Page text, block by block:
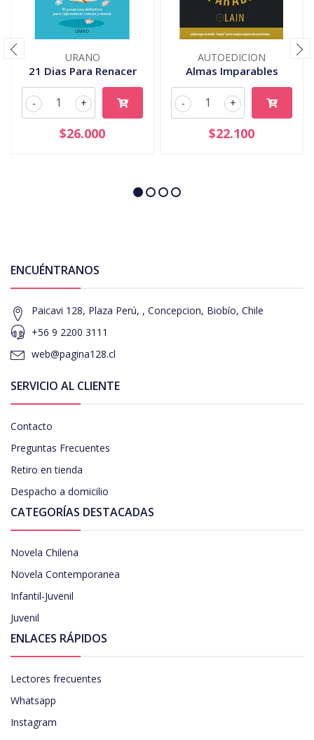
URANO
21 Dias Para Renacer
+
-
$26.000
AUTOEDICION
Almas Imparables
+
-
$22.100
ENCUÉNTRANOS
Paicavi 128, Plaza Perú, , Concepcion, Biobío, Chile
+56 9 2200 3111
web@pagina128.cl
SERVICIO AL CLIENTE
Contacto
Preguntas Frecuentes
Retiro en tienda
Despacho a domicilio
CATEGORÍAS DESTACADAS
Novela Chilena
Novela Contemporanea
Infantil-Juvenil
Juvenil
ENLACES RÁPIDOS
Lectores frecuentes
Whatsapp
Instagram